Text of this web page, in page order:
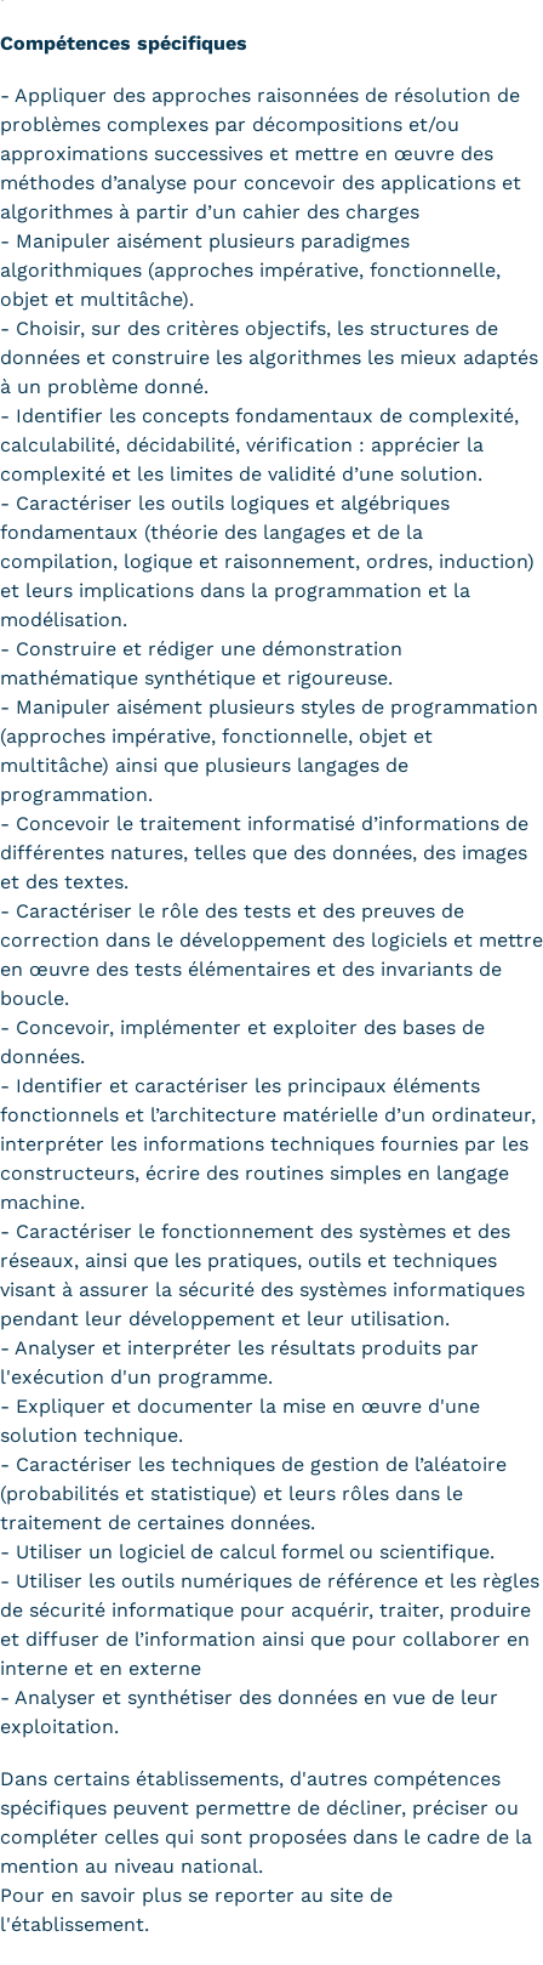
Compétences spécifiques
- Appliquer des approches raisonnées de résolution de
problèmes complexes par décompositions et/ou
approximations successives et mettre en œuvre des
méthodes d’analyse pour concevoir des applications et
algorithmes à partir d’un cahier des charges
- Manipuler aisément plusieurs paradigmes
algorithmiques (approches impérative, fonctionnelle,
objet et multitâche).
- Choisir, sur des critères objectifs, les structures de
données et construire les algorithmes les mieux adaptés
à un problème donné.
- Identifier les concepts fondamentaux de complexité,
calculabilité, décidabilité, vérification : apprécier la
complexité et les limites de validité d’une solution.
- Caractériser les outils logiques et algébriques
fondamentaux (théorie des langages et de la
compilation, logique et raisonnement, ordres, induction)
et leurs implications dans la programmation et la
modélisation.
- Construire et rédiger une démonstration
mathématique synthétique et rigoureuse.
- Manipuler aisément plusieurs styles de programmation
(approches impérative, fonctionnelle, objet et
multitâche) ainsi que plusieurs langages de
programmation.
- Concevoir le traitement informatisé d’informations de
différentes natures, telles que des données, des images
et des textes.
- Caractériser le rôle des tests et des preuves de
correction dans le développement des logiciels et mettre
en œuvre des tests élémentaires et des invariants de
boucle.
- Concevoir, implémenter et exploiter des bases de
données.
- Identifier et caractériser les principaux éléments
fonctionnels et l’architecture matérielle d’un ordinateur,
interpréter les informations techniques fournies par les
constructeurs, écrire des routines simples en langage
machine.
- Caractériser le fonctionnement des systèmes et des
réseaux, ainsi que les pratiques, outils et techniques
visant à assurer la sécurité des systèmes informatiques
pendant leur développement et leur utilisation.
- Analyser et interpréter les résultats produits par
l'exécution d'un programme.
- Expliquer et documenter la mise en œuvre d'une
solution technique.
- Caractériser les techniques de gestion de l’aléatoire
(probabilités et statistique) et leurs rôles dans le
traitement de certaines données.
- Utiliser un logiciel de calcul formel ou scientifique.
- Utiliser les outils numériques de référence et les règles
de sécurité informatique pour acquérir, traiter, produire
et diffuser de l’information ainsi que pour collaborer en
interne et en externe
- Analyser et synthétiser des données en vue de leur
exploitation.
Dans certains établissements, d'autres compétences
spécifiques peuvent permettre de décliner, préciser ou
compléter celles qui sont proposées dans le cadre de la
mention au niveau national.
Pour en savoir plus se reporter au site de
l'établissement.